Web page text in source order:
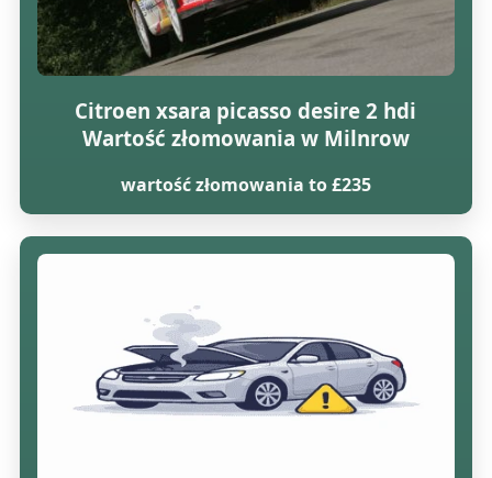
Citroen xsara picasso desire 2 hdi
Wartość złomowania w Milnrow
wartość złomowania to £235